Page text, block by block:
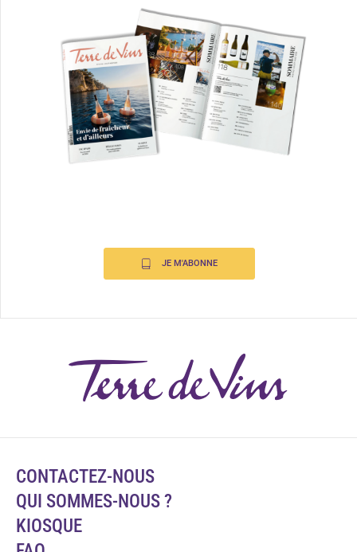
JE M'ABONNE
CONTACTEZ-NOUS
QUI SOMMES-NOUS ?
KIOSQUE